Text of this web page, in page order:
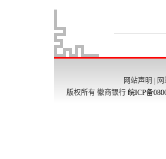
网站声明
版权所有 徽商银行 皖ICP备